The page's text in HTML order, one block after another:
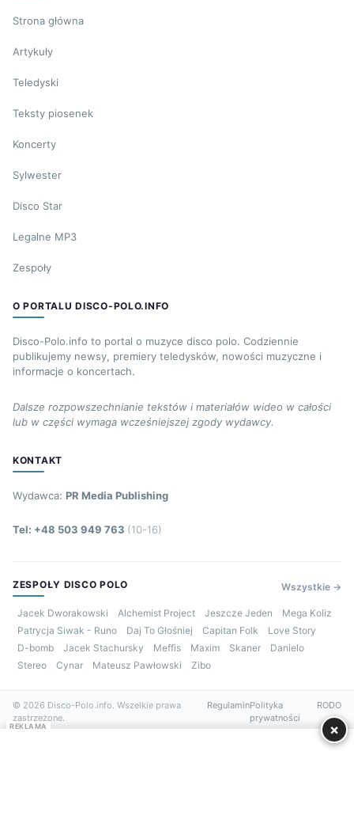
Strona główna
Artykuły
Teledyski
Teksty piosenek
Koncerty
Sylwester
Disco Star
Legalne MP3
Zespoły
O PORTALU DISCO-POLO.INFO
Disco-Polo.info to portal o muzyce disco polo. Codziennie
publikujemy newsy, premiery teledysków, nowości muzyczne i
informacje o koncertach.
Dalsze rozpowszechnianie tekstów i materiałów wideo w całości
lub w części wymaga wcześniejszej zgody wydawcy.
KONTAKT
Wydawca: PR Media Publishing
Tel: +48 503 949 763 (10-16)
ZESPOŁY DISCO POLO Wszystkie →
Jacek Dworakowski Alchemist Project Jeszcze Jeden
Mega Koliz
Patrycja Siwak - Runo
Daj To Głośniej Capitan Folk
Love Story
D-bomb
Jacek Stachursky Meffis Maxim Skaner
Danielo
Stereo
Cynar Mateusz Pawłowski Zibo
© 2026 Disco-Polo.info. Wszelkie prawa
zastrzeżone.
RegulaminPolityka
prywatności
RODO
REKLAMA ×